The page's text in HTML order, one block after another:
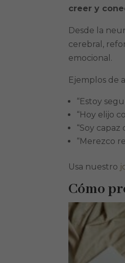
creer y
Desde la
cerebral,
emocional.
Ejemplos de
“Estoy
“Hoy elijo
“Soy capaz
“Merezco
Usa nuestro
Cómo